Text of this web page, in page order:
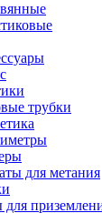
трубки
для метания